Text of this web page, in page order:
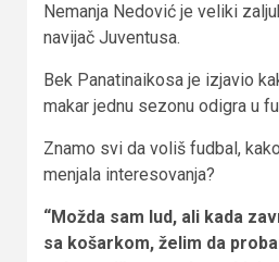
Nemanja Nedović je veliki
navijač Juventusa.
Bek Panatinaikosa je izjavio
makar jednu sezonu odigra u
Znamo svi da voliš fudbal,
menjala interesovanja?
“Možda sam lud, ali kada
sa košarkom, želim da